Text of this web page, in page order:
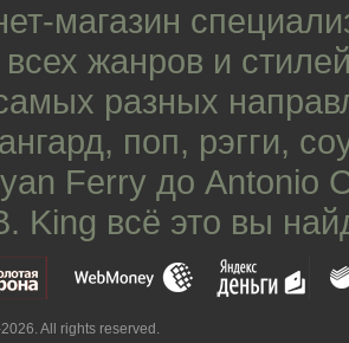
магазин
всех жанров и
разных
, поп, рэгги,
Ferry до Antonio
King всё это вы
All rights reserved.